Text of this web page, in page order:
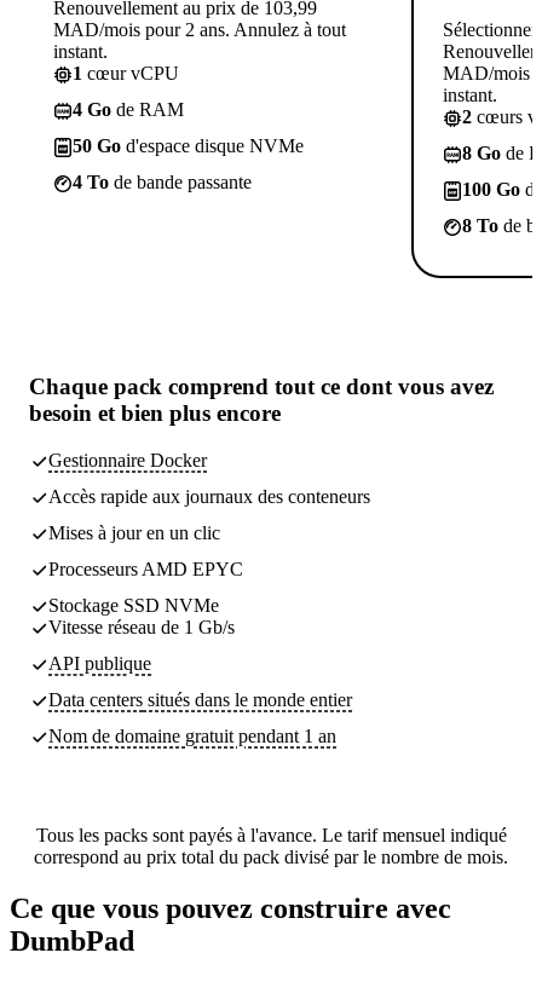
Renouvellement au prix de 103,99
MAD/mois pour 2 ans. Annulez à tout
instant.
1 cœur vCPU
4 Go de RAM
50 Go d'espace disque NVMe
4 To de bande passante
Sélectionner
MAD/mois
instant.
2 cœurs
8 Go de
100 Go
8 To de
Chaque pack comprend tout ce dont vous avez
besoin et bien plus encore
Gestionnaire Docker
Accès rapide aux journaux des conteneurs
Mises à jour en un clic
Processeurs AMD EPYC
Stockage SSD NVMe
Vitesse réseau de 1 Gb/s
API publique
Data centers situés dans le monde entier
Nom de domaine gratuit pendant 1 an
Tous les packs sont payés à l'avance. Le tarif mensuel indiqué
correspond au prix total du pack divisé par le nombre de mois.
Ce que vous pouvez construire avec
DumbPad